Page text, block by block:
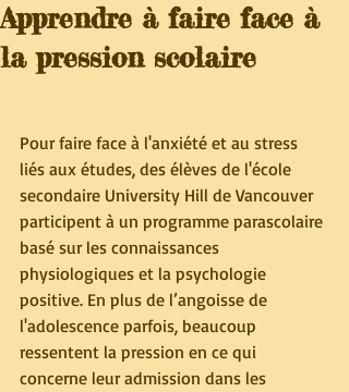
Apprendre à faire face à
la pression scolaire
Pour faire face à l'anxiété et au stress
liés aux études, des élèves de l'école
secondaire University Hill de Vancouver
participent à un programme parascolaire
basé sur les connaissances
physiologiques et la psychologie
positive. En plus de l’angoisse de
l'adolescence parfois, beaucoup
ressentent la pression en ce qui
concerne leur admission dans les